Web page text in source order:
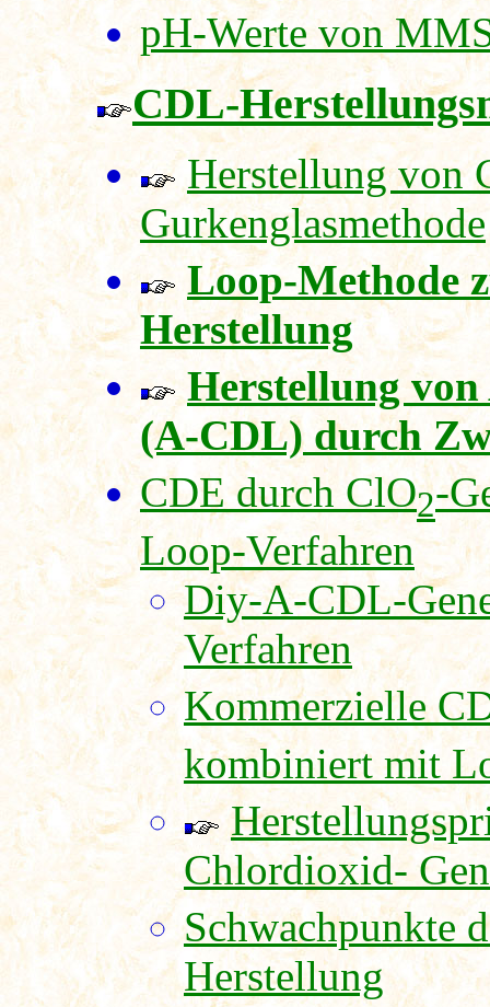
pH-Werte von
CDL-
Herstellung von
Gurkenglasmethode
Loop-Methode
Herstellung
Herstellung
(A-CDL) durch
CDE durch ClO2-
Loop-Verfahren
Diy-A-CDL-
Verfahren
Kommerzielle
kombiniert mit
Chlordioxid-
Schwachpunkte
Herstellung